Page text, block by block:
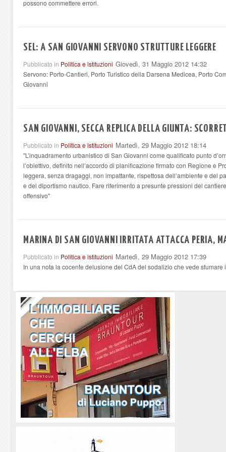
possono commettere errori.
SEL: A SAN GIOVANNI SERVONO STRUTTURE LEGGERE
Pubblicato in Politica e istituzioni Giovedì, 31 Maggio 2012 14:32
Servono: Porto-Cantieri, Porto Turistico della Darsena Medicea, Porto
Giovanni
SAN GIOVANNI, SECCA REPLICA DELLA GIUNTA:
Pubblicato in Politica e istituzioni Martedì, 29 Maggio 2012 18:14
"L’inquadramento urbanistico di San Giovanni come qualificato punto
l’obiettivo, definito nell’accordo di pianificazione firmato con Regione e
leggera, senza dragaggi, non impattante, rispettosa dell’ambiente e del
e del diportismo nautico. Fare riferimento a presunte pressioni del
offensivo"
MARINA DI SAN GIOVANNI IRRITATA ATTACCA PERIA,
Pubblicato in Politica e istituzioni Martedì, 29 Maggio 2012 17:39
In una nota la cocente delusione del CdA del sodalizio che vede